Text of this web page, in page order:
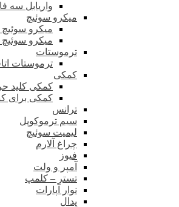
واریابل سه
میکرو سوئیچ
میکرو سوئیچ
میکرو
ترموستات
ترموستات
کمکی
کمکی کلید
کمکی برای
ترانس
سیم ترموکوپل
لیمیت سوئیچ
چراغ آلارم
فیوز
آمپر و ولت
تستر – کلمپ
نوار آپارات
پدال